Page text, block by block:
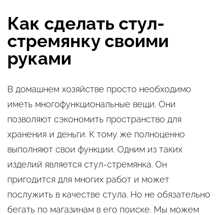
Как сделать стул-
стремянку своими
руками
В домашнем хозяйстве просто необходимо
иметь многофункциональные вещи. Они
позволяют сэкономить пространство для
хранения и деньги. К тому же полноценно
выполняют свои функции. Одним из таких
изделий является стул-стремянка. Он
пригодится для многих работ и может
послужить в качестве стула. Но не обязательно
бегать по магазинам в его поиске. Мы можем